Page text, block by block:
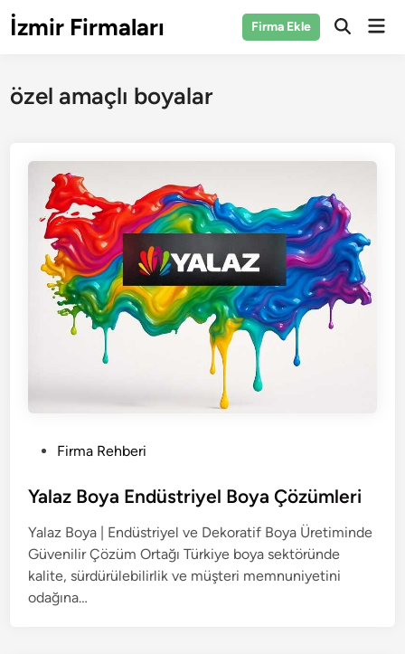
Skip
toİzmir Firmaları Firma Ekle
Open
özel amaçlı boyalar
s
e
d
i
n
Firma Rehberi
Yalaz Boya Endüstriyel Boya Çözümleri
Yalaz Boya | Endüstriyel ve Dekoratif Boya Üretiminde
Güvenilir Çözüm Ortağı Türkiye boya sektöründe
kalite, sürdürülebilirlik ve müşteri memnuniyetini
odağına…